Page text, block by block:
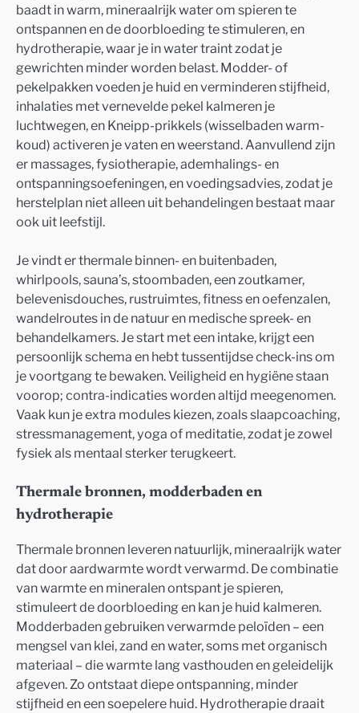
baadt in warm, mineraalrijk water om spieren te
ontspannen en de doorbloeding te stimuleren, en
hydrotherapie, waar je in water traint zodat je
gewrichten minder worden belast. Modder- of
pekelpakken voeden je huid en verminderen stijfheid,
inhalaties met vernevelde pekel kalmeren je
luchtwegen, en Kneipp-prikkels (wisselbaden warm-
koud) activeren je vaten en weerstand. Aanvullend zijn
er massages, fysiotherapie, ademhalings- en
ontspanningsoefeningen, en voedingsadvies, zodat je
herstelplan niet alleen uit behandelingen bestaat maar
ook uit leefstijl.
Je vindt er thermale binnen- en buitenbaden,
whirlpools, sauna’s, stoombaden, een zoutkamer,
belevenisdouches, rustruimtes, fitness en oefenzalen,
wandelroutes in de natuur en medische spreek- en
behandelkamers. Je start met een intake, krijgt een
persoonlijk schema en hebt tussentijdse check-ins om
je voortgang te bewaken. Veiligheid en hygiëne staan
voorop; contra-indicaties worden altijd meegenomen.
Vaak kun je extra modules kiezen, zoals slaapcoaching,
stressmanagement, yoga of meditatie, zodat je zowel
fysiek als mentaal sterker terugkeert.
Thermale bronnen, modderbaden en
hydrotherapie
Thermale bronnen leveren natuurlijk, mineraalrijk water
dat door aardwarmte wordt verwarmd. De combinatie
van warmte en mineralen ontspant je spieren,
stimuleert de doorbloeding en kan je huid kalmeren.
Modderbaden gebruiken verwarmde peloïden – een
mengsel van klei, zand en water, soms met organisch
materiaal – die warmte lang vasthouden en geleidelijk
afgeven. Zo ontstaat diepe ontspanning, minder
stijfheid en een soepelere huid. Hydrotherapie draait